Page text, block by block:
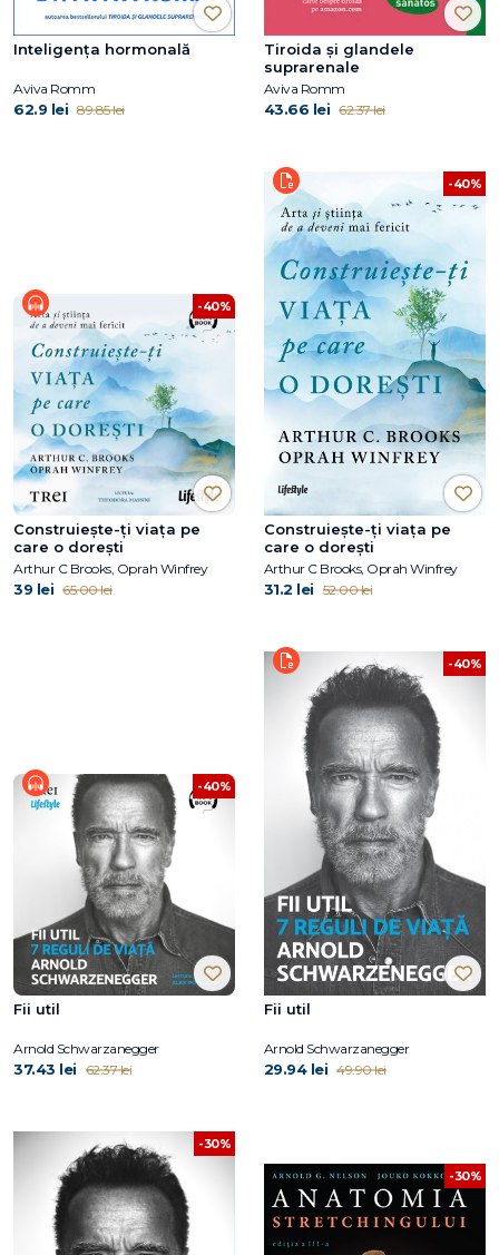
Inteligența hormonală
Aviva Romm
62.9 lei 89.85 lei
Tiroida și glandele
suprarenale
Aviva Romm
43.66 lei 62.37 lei
-40%
Construiește-ți viața pe
care o dorești
Arthur C Brooks, Oprah Winfrey
39 lei 65.00 lei
-40%
Construiește-ți viața pe
care o dorești
Arthur C Brooks, Oprah Winfrey
31.2 lei 52.00 lei
-40%
Fii util
Arnold Schwarzanegger
37.43 lei 62.37 lei
-40%
Fii util
Arnold Schwarzanegger
29.94 lei 49.90 lei
-30%
-30%